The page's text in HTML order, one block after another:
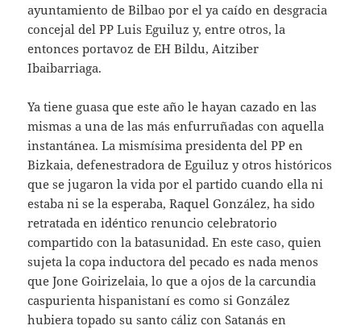
ayuntamiento de Bilbao por el ya caído en desgracia
concejal del PP Luis Eguiluz y, entre otros, la
entonces portavoz de EH Bildu, Aitziber
Ibaibarriaga.
Ya tiene guasa que este año le hayan cazado en las
mismas a una de las más enfurruñadas con aquella
instantánea. La mismísima presidenta del PP en
Bizkaia, defenestradora de Eguiluz y otros históricos
que se jugaron la vida por el partido cuando ella ni
estaba ni se la esperaba, Raquel González, ha sido
retratada en idéntico renuncio celebratorio
compartido con la batasunidad. En este caso, quien
sujeta la copa inductora del pecado es nada menos
que Jone Goirizelaia, lo que a ojos de la carcundia
caspurienta hispanistaní es como si González
hubiera topado su santo cáliz con Satanás en